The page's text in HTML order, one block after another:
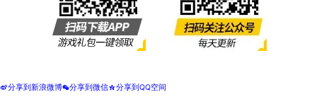
t分享到新浪微博w分享到微信z分享到QQ空间